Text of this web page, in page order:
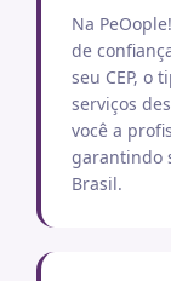
Na
de
seu CEP, o
serviços
você a
garantindo
Brasil.